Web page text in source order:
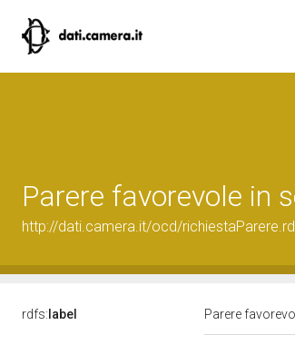
Parere favorevole in
http://dati.camera.it/ocd/
rdfs: label Parere